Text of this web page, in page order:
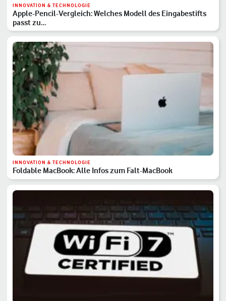
INNOVATION & TECHNOLOGIE
Apple-Pencil-Vergleich: Welches Modell des Eingabestifts
passt zu…
INNOVATION & TECHNOLOGIE
Foldable MacBook: Alle Infos zum Falt-MacBook